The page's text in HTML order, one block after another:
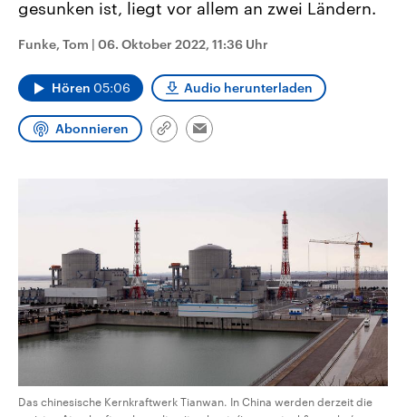
Bundesland von einer Koalition aus
CDU, SPD und FDP regiert.-
Umfragen, Prognosen,
Wahlprogramme, aktuelle Berichte
und Kandidaten der anstehenden
Wahl.
mit großem Einfluss auf
gesunken ist, liegt vor allem an zwei Ländern.
Funke, Tom | 06. Oktober 2022, 11:36 Uhr
Hören 05:06 Audio herunterladen
Abonnieren
Link
Email
Das chinesische Kernkraftwerk Tianwan. In China werden derzeit die